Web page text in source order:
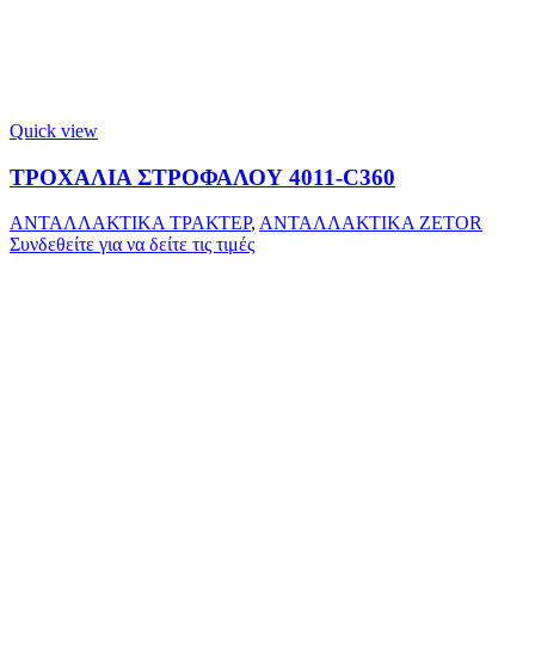
Quick view
ΤΡΟΧΑΛΙΑ ΣΤΡΟΦΑΛΟΥ 4011-C360
ΑΝΤΑΛΛΑΚΤΙΚΑ ΤΡΑΚΤΕΡ, ΑΝΤΑΛΛΑΚΤΙΚΑ ZETOR
Συνδεθείτε για να δείτε τις τιμές